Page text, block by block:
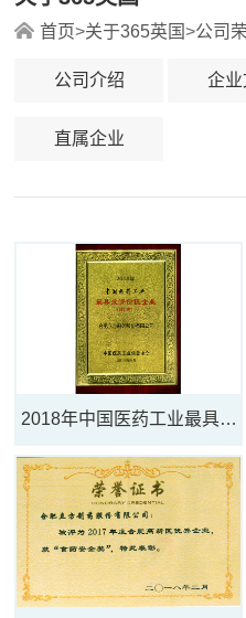
首页>关于365英国>公司
公司介绍 企业
直属企业
2018年中国医药工业最具投
资价值企业（...